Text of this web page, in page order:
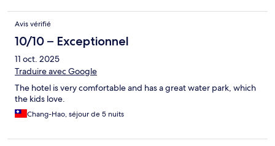
Avis vérifié
10/10 – Exceptionnel
11 oct. 2025
Traduire avec Google
The hotel is very comfortable and has a great water park, which
the kids love.
Chang-Hao, séjour de 5 nuits